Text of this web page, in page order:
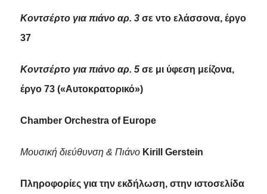
Κοντσέρτο για πιάνο αρ. 3σε ντο ελάσσονα, έργο
37
Κοντσέρτο για πιάνο αρ. 5σε μι ύφεση μείζονα,
έργο 73 («Αυτοκρατορικό»)
Chamber Orchestra of Europe
Μουσική διεύθυνση& ΠιάνοKirill Gerstein
Πληροφορίες για την εκδήλωση, στην ιστοσελίδα